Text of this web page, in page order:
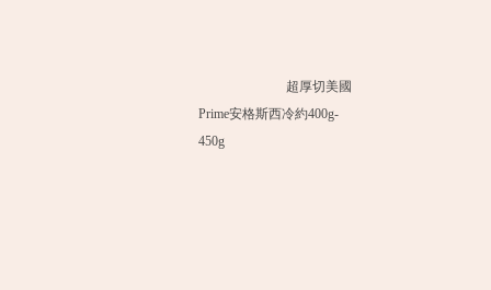
超厚切美國
Prime安格斯西冷約400g-
450g